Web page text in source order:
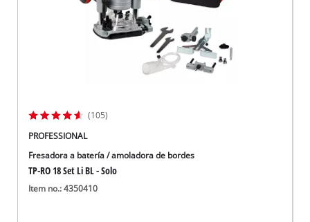
(105)
PROFESSIONAL
Fresadora a batería / amoladora de bordes
TP-RO 18 Set Li BL - Solo
Item no.: 4350410